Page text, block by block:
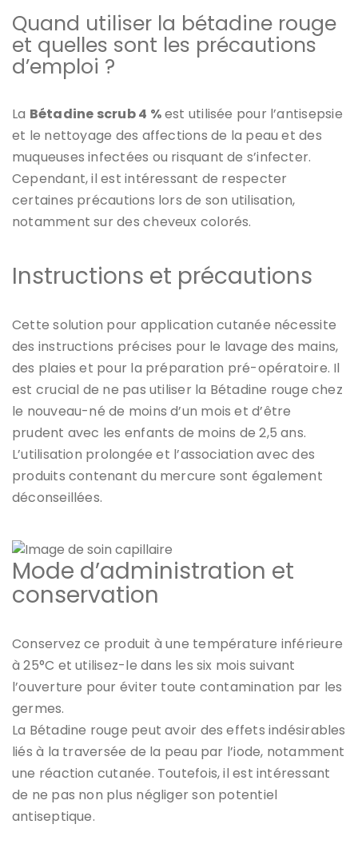
Quand utiliser la bétadine rouge
et quelles sont les précautions
d’emploi ?
La Bétadine scrub 4 %est utilisée pour l’antisepsie
et le nettoyage des affections de la peau et des
muqueuses infectées ou risquant de s’infecter.
Cependant, il est intéressant de respecter
certaines précautions lors de son utilisation,
notamment sur des cheveux colorés.
Instructions et précautions
Cette solution pour application cutanée nécessite
des instructions précises pour le lavage des mains,
des plaies et pour la préparation pré-opératoire. Il
est crucial de ne pas utiliser la Bétadine rouge chez
le nouveau-né de moins d’un mois et d’être
prudent avec les enfants de moins de 2,5 ans.
L’utilisation prolongée et l’association avec des
produits contenant du mercure sont également
déconseillées.
Mode d’administration et
conservation
Conservez ce produit à une température inférieure
à 25°C et utilisez-le dans les six mois suivant
l’ouverture pour éviter toute contamination par les
germes.
La Bétadine rouge peut avoir des effets indésirables
liés à la traversée de la peau par l’iode, notamment
une réaction cutanée. Toutefois, il est intéressant
de ne pas non plus négliger son potentiel
antiseptique.